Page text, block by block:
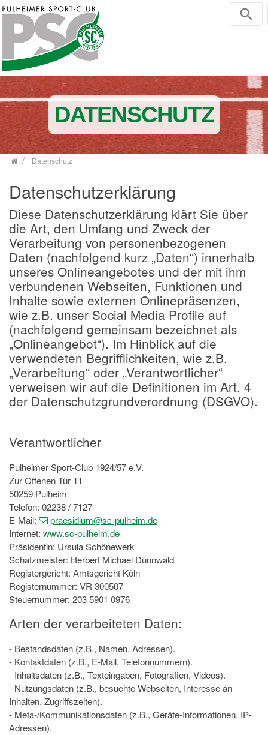
Zum Inhalt springen
DATENSCHUTZ
Datenschutz
Datenschutzerklärung
Diese Datenschutzerklärung klärt Sie über
die Art, den Umfang und Zweck der
Verarbeitung von personenbezogenen
Daten (nachfolgend kurz „Daten“) innerhalb
unseres Onlineangebotes und der mit ihm
verbundenen Webseiten, Funktionen und
Inhalte sowie externen Onlinepräsenzen,
wie z.B. unser Social Media Profile auf
(nachfolgend gemeinsam bezeichnet als
„Onlineangebot“). Im Hinblick auf die
verwendeten Begrifflichkeiten, wie z.B.
„Verarbeitung“ oder „Verantwortlicher“
verweisen wir auf die Definitionen im Art. 4
der Datenschutzgrundverordnung (DSGVO).
Verantwortlicher
Pulheimer Sport-Club 1924/57 e.V.
Zur Offenen Tür 11
50259 Pulheim
Telefon: 02238 / 7127
E-Mail:
praesidium@sc-pulheim.de
Internet: www.sc-pulheim.de
Präsidentin: Ursula Schönewerk
Schatzmeister: Herbert Michael Dünnwald
Registergericht: Amtsgericht Köln
Registernummer: VR 300507
Steuernummer: 203 5901 0976
Arten der verarbeiteten Daten:
- Bestandsdaten (z.B., Namen, Adressen).
- Kontaktdaten (z.B., E-Mail, Telefonnummern).
- Inhaltsdaten (z.B., Texteingaben, Fotografien, Videos).
- Nutzungsdaten (z.B., besuchte Webseiten, Interesse an
Inhalten, Zugriffszeiten).
- Meta-/Kommunikationsdaten (z.B., Geräte-Informationen, IP-
Adressen).